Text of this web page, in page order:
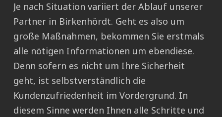
Je nach Situation variiert der Ablauf unserer
Partner in Birkenhördt. Geht es also um
große Maßnahmen, bekommen Sie erstmals
alle nötigen Informationen um ebendiese.
Denn sofern es nicht um Ihre Sicherheit
geht, ist selbstverständlich die
Kundenzufriedenheit im Vordergrund. In
diesem Sinne werden Ihnen alle Schritte und